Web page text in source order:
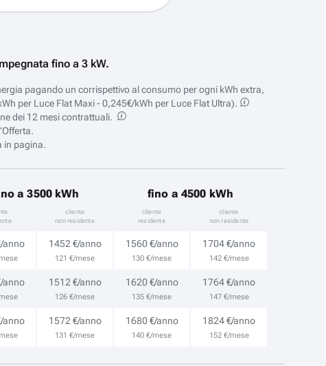
fino a 3 kW.
pagando un corrispettivo al consumo per ogni kWh extra,
per Luce Flat Maxi - 0,245€/kWh per Luce Flat Ultra).
dei 12 mesi contrattuali.
in pagina.
a 3500 kWh fino a 4500 kWh
cliente
non residente
cliente
residente
cliente
non residente
anno 1452 €/anno
121 €/mese
1560 €/anno
130 €/mese
1704 €/anno
142 €/mese
anno 1512 €/anno
126 €/mese
1620 €/anno
135 €/mese
1764 €/anno
147 €/mese
anno 1572 €/anno
131 €/mese
1680 €/anno
140 €/mese
1824 €/anno
152 €/mese